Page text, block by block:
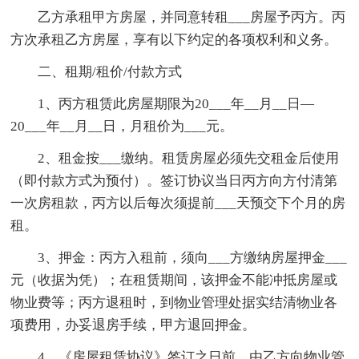
乙方承租甲方房屋，并同意转租___房屋予丙方。丙
方次承租乙方房屋，享有以下约定的各项权利和义务。
二、租期/租价/付款方式
1、丙方租赁此房屋期限为20___年__月__日—
20___年__月__日，月租价为___元。
2、租金按___缴纳。租赁房屋必须先交租金后使用
（即付款方式为预付）。签订协议当日丙方向方付清第
一次房租款，丙方以后每次须提前___天预交下个月的房
租。
3、押金：丙方入租前，须向___方缴纳房屋押金___
元（收据为凭）；在租赁期间，该押金不能冲抵房屋或
物业费等；丙方退租时，到物业管理处据实结清物业各
项费用，办妥退房手续，甲方退回押金。